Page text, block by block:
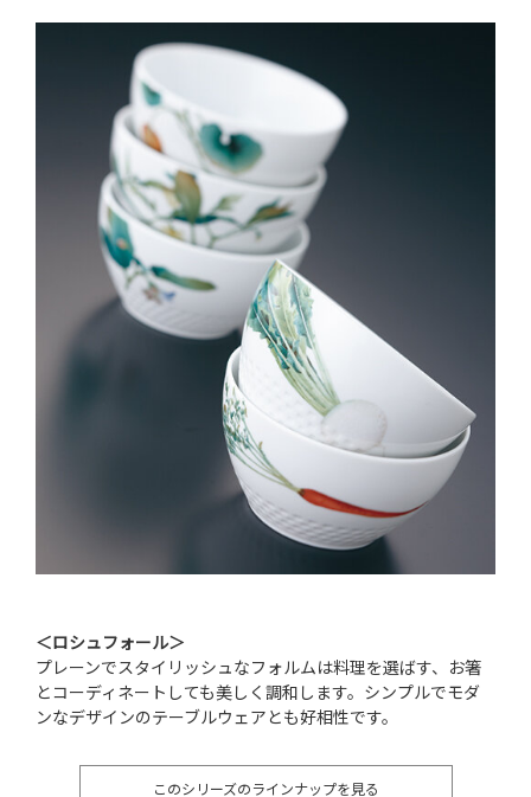
＜ロシュフォール＞
プレーンでスタイリッシュなフォルムは料理を選ばす、お箸
とコーディネートしても美しく調和します。シンプルでモダ
ンなデザインのテーブルウェアとも好相性です。
このシリーズのラインナップを見る